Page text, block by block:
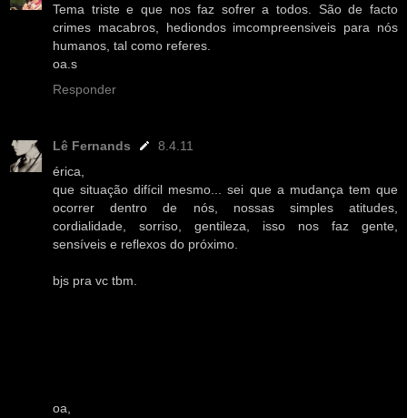
Tema triste e que nos faz sofrer a todos. São de facto
crimes macabros, hediondos imcompreensiveis para nós
humanos, tal como referes.
oa.s
Responder
Lê Fernands
8.4.11
érica,
que situação difícil mesmo... sei que a mudança tem que
ocorrer dentro de nós, nossas simples atitudes,
cordialidade, sorriso, gentileza, isso nos faz gente,
sensíveis e reflexos do próximo.
bjs pra vc tbm.
oa,